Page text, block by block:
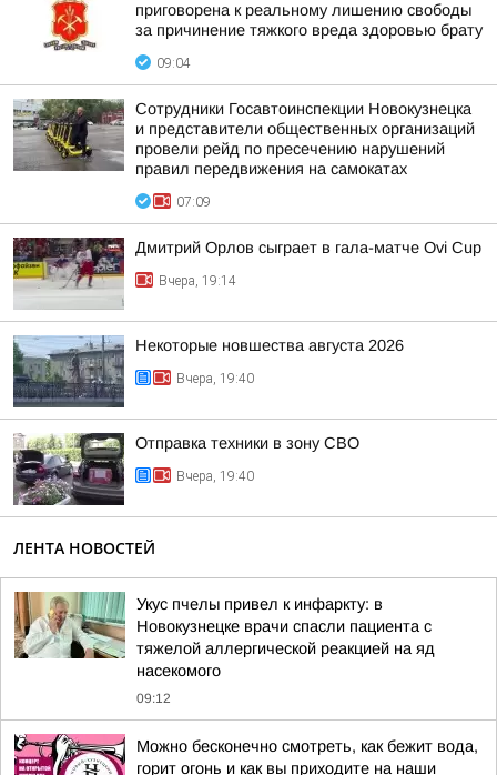
приговорена к реальному лишению свободы
за причинение тяжкого вреда здоровью брату
09:04
Сотрудники Госавтоинспекции Новокузнецка
и представители общественных организаций
провели рейд по пресечению нарушений
правил передвижения на самокатах
07:09
Дмитрий Орлов сыграет в гала-матче Ovi Cup
Вчера, 19:14
Некоторые новшества августа 2026
Вчера, 19:40
Отправка техники в зону СВО
Вчера, 19:40
ЛЕНТА НОВОСТЕЙ
Укус пчелы привел к инфаркту: в
Новокузнецке врачи спасли пациента с
тяжелой аллергической реакцией на яд
насекомого
09:12
Можно бесконечно смотреть, как бежит вода,
горит огонь и как вы приходите на наши